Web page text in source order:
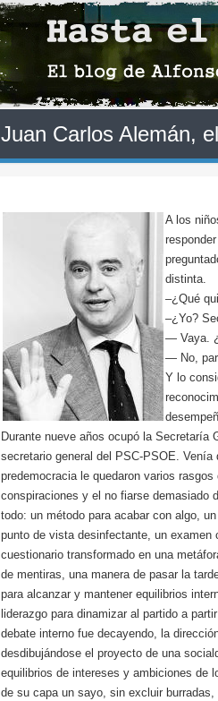
Juan Carlos Alemán,
A los
distinta.
–¿Qué
–¿Yo?
— Vaya.
— No,
Y lo
Durante nueve años ocupó la Secretaría
secretario general del PSC-PSOE.
predemocracia le quedaron varios
conspiraciones y el no fiarse demasiado
todo: un método para acabar con algo,
punto de vista desinfectante, un
cuestionario transformado en una
de mentiras, una manera de pasar la
para alcanzar y mantener equilibrios
liderazgo para dinamizar al partido a
debate interno fue decayendo, la
desdibujándose el proyecto de una
equilibrios de intereses y ambiciones de
de su capa un sayo, sin excluir